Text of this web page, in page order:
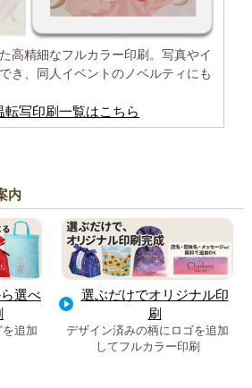
高精細なフルカラー印刷。写真やイ
き、同人イベントのノベルティにも
転写印刷一覧はこちら
内
選べ
追加
選ぶだけでオリジナル印
刷
デザイン済みの柄にロゴを追加
してフルカラー印刷